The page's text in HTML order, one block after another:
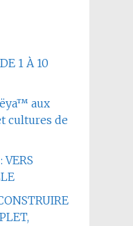
1 À 10
aux
cultures de
VERS